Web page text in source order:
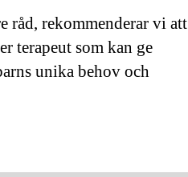
råd, rekommenderar vi att
terapeut som kan ge
unika behov och